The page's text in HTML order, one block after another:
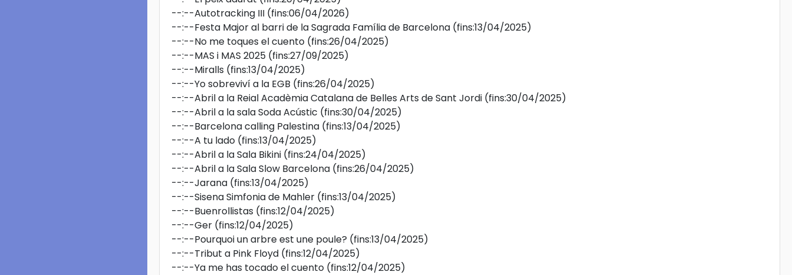
--:--Autotracking III (fins:06/04/2026)
--:--Festa Major al barri de la Sagrada Família de Barcelona (fins:13/04/2025)
--:--No me toques el cuento (fins:26/04/2025)
--:--MAS i MAS 2025 (fins:27/09/2025)
--:--Miralls (fins:13/04/2025)
--:--Yo sobreviví a la EGB (fins:26/04/2025)
--:--Abril a la Reial Acadèmia Catalana de Belles Arts de Sant Jordi (fins:30/04/2025)
--:--Abril a la sala Soda Acústic (fins:30/04/2025)
--:--Barcelona calling Palestina (fins:13/04/2025)
--:--A tu lado (fins:13/04/2025)
--:--Abril a la Sala Bikini (fins:24/04/2025)
--:--Abril a la Sala Slow Barcelona (fins:26/04/2025)
--:--Jarana (fins:13/04/2025)
--:--Sisena Simfonia de Mahler (fins:13/04/2025)
--:--Buenrollistas (fins:12/04/2025)
--:--Ger (fins:12/04/2025)
--:--Pourquoi un arbre est une poule? (fins:13/04/2025)
--:--Tribut a Pink Floyd (fins:12/04/2025)
--:--Ya me has tocado el cuento (fins:12/04/2025)